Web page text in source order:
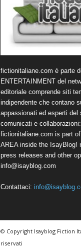
fictionitaliane.com è parte
ENTERTAINMENT del
editoriale comprende siti
indipendente che contano
appassionati ed esperti del
comunicati e collaborazioni:
fictionitaliane.com is part
AREA inside the IsayBlog!
press releases and other
info@isayblog.com
Contattaci:
© Copyright Isayblog Fiction
riservati